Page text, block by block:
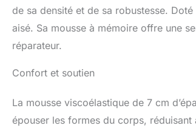
de sa densité et de sa robustesse.
aisé. Sa mousse à mémoire offre une
réparateur.
Confort et soutien
La mousse viscoélastique de 7 cm
épouser les formes du corps,